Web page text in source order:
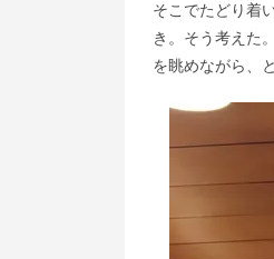
そこでたどり着
き。そう考えた
を眺めながら、